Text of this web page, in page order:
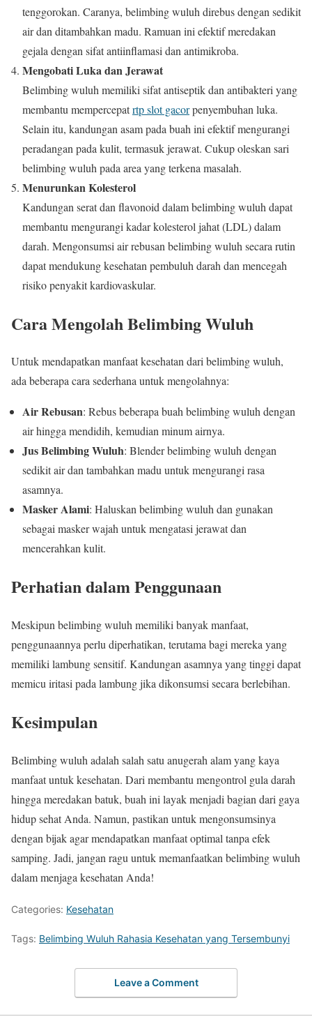
tenggorokan. Caranya, belimbing wuluh direbus dengan sedikit
air dan ditambahkan madu. Ramuan ini efektif meredakan
gejala dengan sifat antiinflamasi dan antimikroba.
Mengobati Luka dan Jerawat
Belimbing wuluh memiliki sifat antiseptik dan antibakteri yang
membantu mempercepatrtp slot gacorpenyembuhan luka.
Selain itu, kandungan asam pada buah ini efektif mengurangi
peradangan pada kulit, termasuk jerawat. Cukup oleskan sari
belimbing wuluh pada area yang terkena masalah.
Menurunkan Kolesterol
Kandungan serat dan flavonoid dalam belimbing wuluh dapat
membantu mengurangi kadar kolesterol jahat (LDL) dalam
darah. Mengonsumsi air rebusan belimbing wuluh secara rutin
dapat mendukung kesehatan pembuluh darah dan mencegah
risiko penyakit kardiovaskular.
Cara Mengolah Belimbing Wuluh
Untuk mendapatkan manfaat kesehatan dari belimbing wuluh,
ada beberapa cara sederhana untuk mengolahnya:
Air Rebusan: Rebus beberapa buah belimbing wuluh dengan
air hingga mendidih, kemudian minum airnya.
Jus Belimbing Wuluh: Blender belimbing wuluh dengan
sedikit air dan tambahkan madu untuk mengurangi rasa
asamnya.
Masker Alami: Haluskan belimbing wuluh dan gunakan
sebagai masker wajah untuk mengatasi jerawat dan
mencerahkan kulit.
Perhatian dalam Penggunaan
Meskipun belimbing wuluh memiliki banyak manfaat,
penggunaannya perlu diperhatikan, terutama bagi mereka yang
memiliki lambung sensitif. Kandungan asamnya yang tinggi dapat
memicu iritasi pada lambung jika dikonsumsi secara berlebihan.
Kesimpulan
Belimbing wuluh adalah salah satu anugerah alam yang kaya
manfaat untuk kesehatan. Dari membantu mengontrol gula darah
hingga meredakan batuk, buah ini layak menjadi bagian dari gaya
hidup sehat Anda. Namun, pastikan untuk mengonsumsinya
dengan bijak agar mendapatkan manfaat optimal tanpa efek
samping. Jadi, jangan ragu untuk memanfaatkan belimbing wuluh
dalam menjaga kesehatan Anda!
Categories: Kesehatan
Tags: Belimbing Wuluh Rahasia Kesehatan yang Tersembunyi
Leave a Comment